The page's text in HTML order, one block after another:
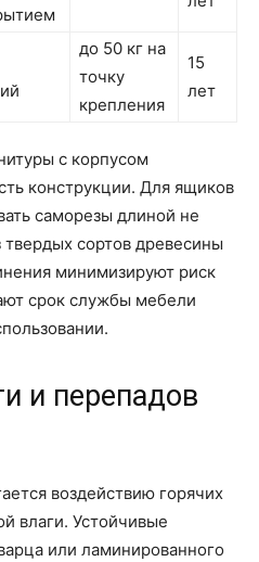
до 50 кг на
точку
крепления
15
лет
с корпусом
конструкции. Для ящиков
саморезы длиной не
сортов древесины
минимизируют риск
срок службы мебели
и перепадов
воздействию горячих
влаги. Устойчивые
или ламинированного